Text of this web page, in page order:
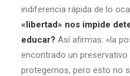
indiferencia rápida de lo
«libertad» nos impide
educar? Así afirmas: «la
encontrado un
protegernos, pero esto no